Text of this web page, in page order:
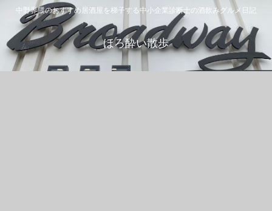
中野界隈のおすすめ居酒屋を梯子する中小企業診断士の酒飲みグルメ日記
ほろ酔い散歩